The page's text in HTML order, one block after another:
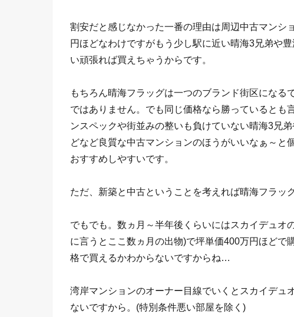
割安だと感じなかった一番の理由は周辺中古マンシ
円ほどなわけですがもう少し駅に近い晴海3兄弟や
い頑張れば買えちゃうからです。
もちろん晴海フラッグは一つのブランド街区にな
ではありません。でも同じ価格なら勝っているとも
ンスペックや街並みの整いも負けていない晴海3兄
どなど良質な中古マンションのほうがいいなぁ～と
おすすめしやすいです。
ただ、新築と中古ということを考えれば晴海フラッ
でもでも。数ヵ月～半年後くらいにはスカイデュ
に言うとここ数ヵ月の出物)で坪単価400万円ほどで
格で買えるかわからないですからね…
湾岸マンションのオーナー目線でいくとスカイデュ
ないですから。(特別条件悪い部屋を除く)